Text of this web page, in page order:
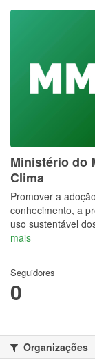
Ministério do
Clima
Promover a
conhecimento, a
uso sustentável
mais
Seguidores
0
Organizações